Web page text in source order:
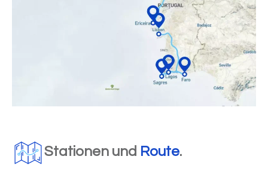
Stationen und Route.